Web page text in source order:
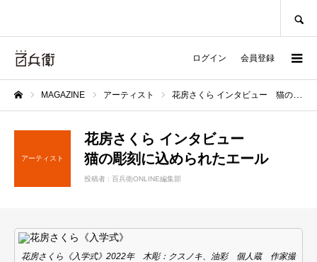
ログイン 会員登録
MAGAZINE アーティスト 花房さくら インタビュー 猫の彫刻に込められたエール
アーティスト
花房さくら インタビュー
猫の彫刻に込められたエール
投稿者 : 百兵衛ONLINE編集部
花房さくら《入学式》2022年 木彫：クスノキ、油彩 個人蔵 作家撮